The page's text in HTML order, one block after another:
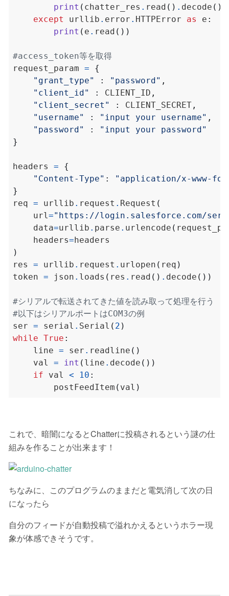
print ( chatter_res . read () . decode ())
except
urllib . error . HTTPError as e :
print ( e . read ())
#access_token等を取得
request_param =
{
"grant_type"
: "password" ,
"client_id"
: CLIENT_ID ,
"client_secret"
: CLIENT_SECRET ,
"username"
: "input your username" ,
"password"
:
"input your password"
}
headers =
{
"Content-Type" :
"application/x-www-
}
req = urllib . request . Request (
    url
="https://login.salesforce.com/
    data
=urllib . parse . urlencode (
    headers
=
)
res = urllib . request . urlopen ( req )
token = json . loads ( res . read () . decode ())
#シリアルで転送されてきた値を読み取って処理を行う
#以下はシリアルポートはCOM3の例
ser = serial . Serial ( 2 )
while True :
    line
= ser . readline ()
    val
= int ( line . decode ())
if val < 10 :
        postFeedItem
( val )
これで、暗闇になるとChatterに投稿されるという謎の仕
組みを作ることが出来ます！
ちなみに、このプログラムのままだと電気消して次の日
になったら
自分のフィードが自動投稿で溢れかえるというホラー現
象が体感できそうです。